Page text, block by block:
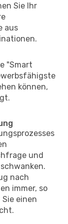
Sie Ihr
aus
"Smart
können,
und
nach
immer, so
einen